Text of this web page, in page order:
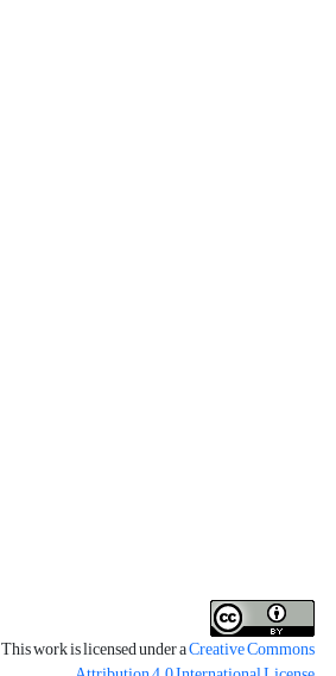
This work is licensed under aCreative Commons